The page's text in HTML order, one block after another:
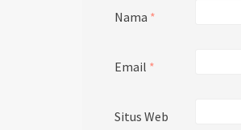
Nama *
Email *
Situs Web